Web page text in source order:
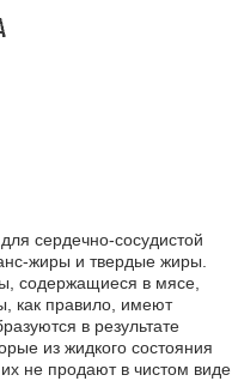
сердечно-сосудистой
жиры и твердые жиры.
содержащиеся в мясе,
как правило, имеют
в результате
из жидкого состояния
не продают в чистом виде